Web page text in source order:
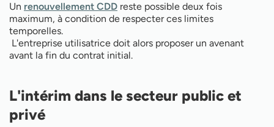
Un renouvellement CDD reste possible deux fois
maximum, à condition de respecter ces limites
temporelles.
L'entreprise utilisatrice doit alors proposer un avenant
avant la fin du contrat initial.
L'intérim dans le secteur public et
privé